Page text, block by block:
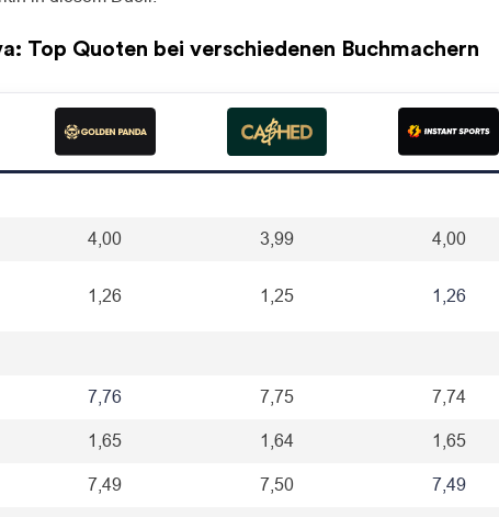
: Top Quoten bei verschiedenen Buchmachern
4,00 3,99 4,00
1,26 1,25 1,26
7,76 7,75 7,74
1,65 1,64 1,65
7,49 7,50 7,49